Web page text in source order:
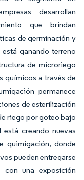
desarrollan
que brindan
de germinación y
ganando terreno
de microriego
químicos a través de
permanece
de esterilización
riego por goteo bajo
creando nuevas
quimigación, donde
pueden entregarse
con una exposición